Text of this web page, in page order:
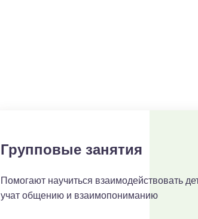
Групповые занятия
Помогают научиться взаимодействовать
учат общению и взаимопониманию